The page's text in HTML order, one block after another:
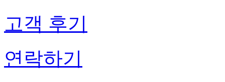
고객 후기
연락하기